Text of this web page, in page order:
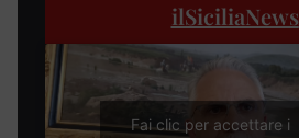
ilSiciliaNews
Fai clic per accettare i